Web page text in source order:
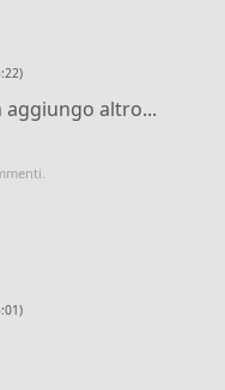
aggiungo altro...